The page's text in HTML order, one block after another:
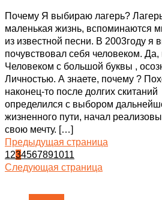
Почему Я выбираю лагерь?
маленькая жизнь, вспоминаются
из известной песни. В 2003году я
почувствовал себя человеком.
Человеком с большой буквы ,
Личностью. А знаете, почему ?
наконец-то после долгих скитаний
определился с выбором
жизненного пути, начал
свою мечту. […]
Предыдущая страница
1234567891011
Следующая страница